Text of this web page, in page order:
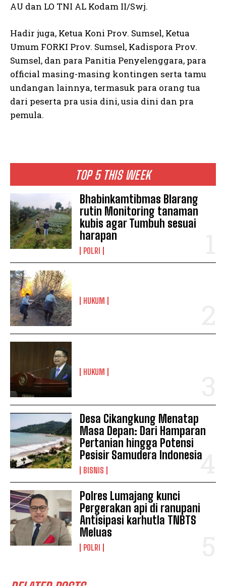
TOP 5 THIS WEEK
Bhabinkamtibmas Blarang
rutin Monitoring tanaman
kubis agar Tumbuh sesuai
harapan
POLRI
HUKUM
HUKUM
Desa Cikangkung Menatap
Masa Depan: Dari Hamparan
Pertanian hingga Potensi
Pesisir Samudera Indonesia
BISNIS
Polres Lumajang kunci
Pergerakan api di ranupani
Antisipasi karhutla TNBTS
Meluas
POLRI
AU dan LO TNI AL Kodam II/Swj.
Hadir juga, Ketua Koni Prov. Sumsel, Ketua
Umum FORKI Prov. Sumsel, Kadispora Prov.
Sumsel, dan para Panitia Penyelenggara, para
official masing-masing kontingen serta tamu
undangan lainnya, termasuk para orang tua
dari peserta pra usia dini, usia dini dan pra
pemula.